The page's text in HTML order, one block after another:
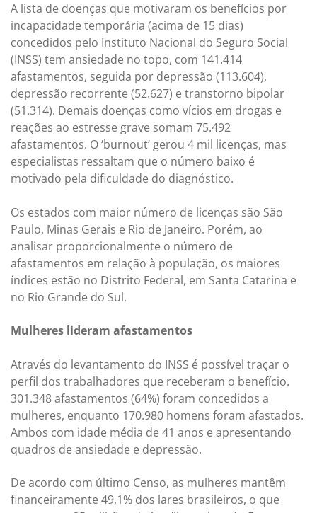
A lista de doenças que motivaram os benefícios por
incapacidade temporária (acima de 15 dias)
concedidos pelo Instituto Nacional do Seguro Social
(INSS) tem ansiedade no topo, com 141.414
afastamentos, seguida por depressão (113.604),
depressão recorrente (52.627) e transtorno bipolar
(51.314). Demais doenças como vícios em drogas e
reações ao estresse grave somam 75.492
afastamentos. O ‘burnout’ gerou 4 mil licenças, mas
especialistas ressaltam que o número baixo é
motivado pela dificuldade do diagnóstico.
Os estados com maior número de licenças são São
Paulo, Minas Gerais e Rio de Janeiro. Porém, ao
analisar proporcionalmente o número de
afastamentos em relação à população, os maiores
índices estão no Distrito Federal, em Santa Catarina e
no Rio Grande do Sul.
Mulheres lideram afastamentos
Através do levantamento do INSS é possível traçar o
perfil dos trabalhadores que receberam o benefício.
301.348 afastamentos (64%) foram concedidos a
mulheres, enquanto 170.980 homens foram afastados.
Ambos com idade média de 41 anos e apresentando
quadros de ansiedade e depressão.
De acordo com último Censo, as mulheres mantêm
financeiramente 49,1% dos lares brasileiros, o que